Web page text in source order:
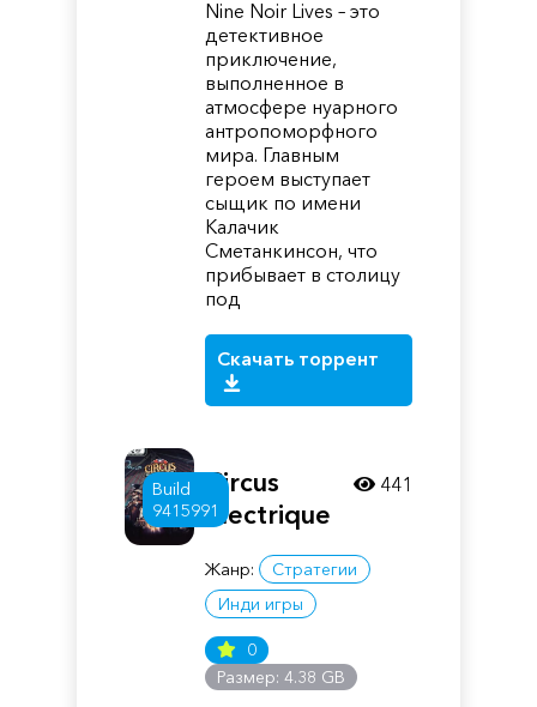
Nine Noir Lives – это
детективное
приключение,
выполненное в
атмосфере нуарного
антропоморфного
мира. Главным
героем выступает
сыщик по имени
Калачик
Сметанкинсон, что
прибывает в столицу
под
Скачать торрент
Build
9415991
Circus
Electrique
Жанр:
Стратегии
Инди игры
0
Размер: 4.38 GB
441